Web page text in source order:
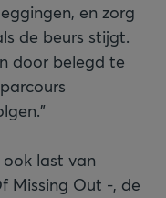
en zorg
de beurs stijgt.
door belegd te
ook last van
Missing Out -, de